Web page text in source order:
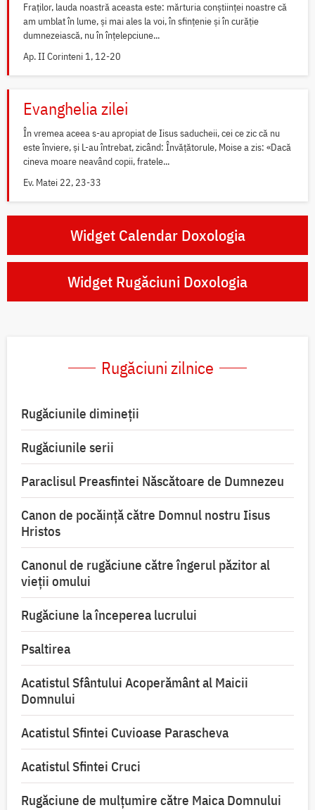
Fraților, lauda noastră aceasta este: mărturia conștiinței noastre că
am umblat în lume, și mai ales la voi, în sfințenie și în curăție
dumnezeiască, nu în înțelepciune...
Ap. II Corinteni 1, 12-20
Evanghelia zilei
În vremea aceea s-au apropiat de Iisus saducheii, cei ce zic că nu
este înviere, și L-au întrebat, zicând: Învățătorule, Moise a zis: «Dacă
cineva moare neavând copii, fratele...
Ev. Matei 22, 23-33
Widget Calendar Doxologia
Widget Rugăciuni Doxologia
Rugăciuni zilnice
Rugăciunile dimineții
Rugăciunile serii
Paraclisul Preasfintei Născătoare de Dumnezeu
Canon de pocăință către Domnul nostru Iisus
Hristos
Canonul de rugăciune către îngerul păzitor al
vieții omului
Rugăciune la începerea lucrului
Psaltirea
Acatistul Sfântului Acoperământ al Maicii
Domnului
Acatistul Sfintei Cuvioase Parascheva
Acatistul Sfintei Cruci
Rugăciune de mulţumire către Maica Domnului